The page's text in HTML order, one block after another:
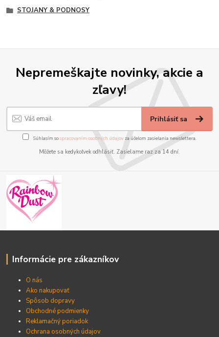
STOJANY & PODNOSY
Nepremeškajte novinky, akcie a
zľavy!
Prihlásiť sa
Súhlasím sospracovaním osobných údajov za účelom zasielania newslettera.
Môžete sa kedykoľvek odhlásiť. Zasielame raz za 14 dní.
Informácie pre zákazníkov
O nás
Ako nakupovať
Spôsob dopravy
Obchodné podmienky
Reklamačný poriadok
Ochrana osobných údajov